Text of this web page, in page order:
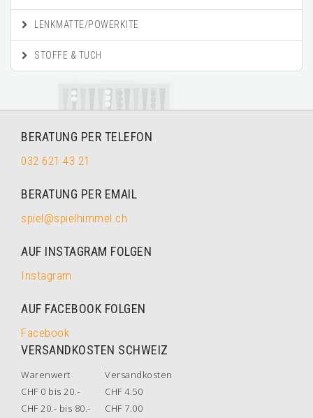
LENKMATTE/POWERKITE
STOFFE & TUCH
BERATUNG PER TELEFON
032 621 43 21
BERATUNG PER EMAIL
spiel@spielhimmel.ch
AUF INSTAGRAM FOLGEN
Instagram
AUF FACEBOOK FOLGEN
Facebook
VERSANDKOSTEN SCHWEIZ
Warenwert
Versandkosten
CHF 0 bis 20.-
CHF 4.50
CHF 20.- bis 80.-
CHF 7.00